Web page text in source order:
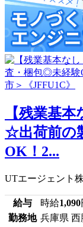
【残業基
☆出荷前の
OK！2...
UTエージェント
給与 時給1,090
勤務地 兵庫県 西